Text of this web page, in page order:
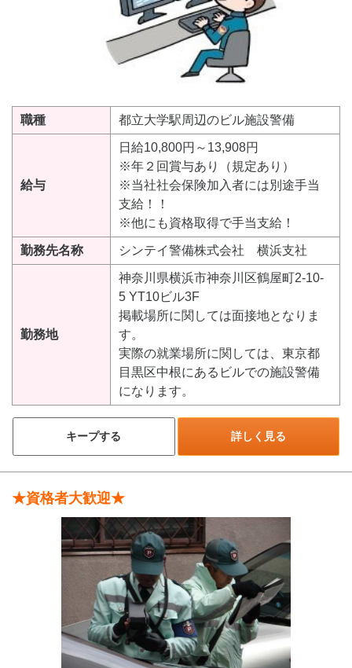
職種 都立大学駅周辺のビル施設警備
給与
日給10,800円～13,908円
※年２回賞与あり（規定あり）
※当社社会保険加入者には別途手当
支給！！
※他にも資格取得で手当支給！
勤務先名称 シンテイ警備株式会社 横浜支社
勤務地
神奈川県横浜市神奈川区鶴屋町2-10-
5 YT10ビル3F
掲載場所に関しては面接地となりま
す。
実際の就業場所に関しては、東京都
目黒区中根にあるビルでの施設警備
になります。
キープする 詳しく見る
★資格者大歓迎★